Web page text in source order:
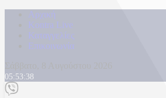
Αρχική
Kontra Live
Καταγγελίες
Επικοινωνία
05:53:40